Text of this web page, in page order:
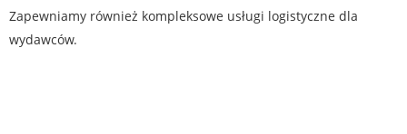
Zapewniamy również kompleksowe usługi logistyczne dla
wydawców.